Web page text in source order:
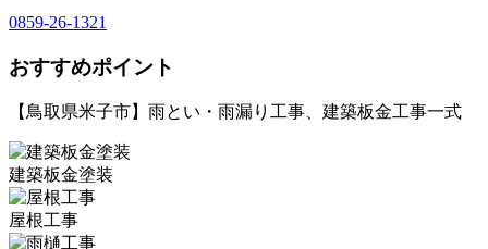
0859-26-1321
おすすめポイント
【鳥取県米子市】雨とい・雨漏り工事、建築板金工事一式
建築板金塗装
屋根工事